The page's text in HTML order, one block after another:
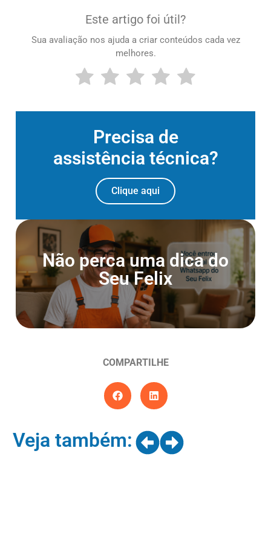
Este artigo foi útil?
Sua avaliação nos ajuda a criar conteúdos cada vez
melhores.
Precisa de
assistência técnica?
Clique aqui
Não perca uma dica do
Seu Felix
Entre para o Canal do
Whatsapp
Entrar agora
COMPARTILHE
Veja também: